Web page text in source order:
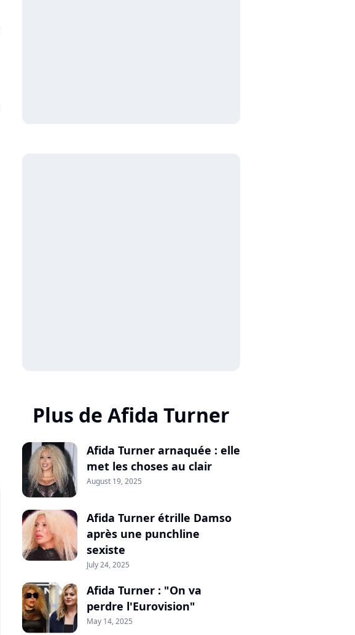
Plus de Afida Turner
Afida Turner arnaquée : elle
met les choses au clair
August 19, 2025
Afida Turner étrille Damso
après une punchline
sexiste
July 24, 2025
Afida Turner : "On va
perdre l'Eurovision"
May 14, 2025